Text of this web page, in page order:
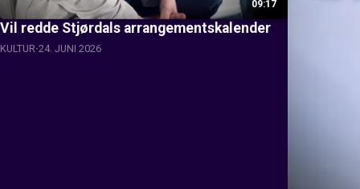
09:17
Vil redde Stjørdals arrangementskalender
KULTUR 24. JUNI 2026